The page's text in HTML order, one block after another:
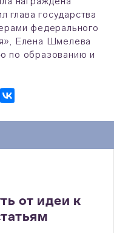
государства
федерального
Елена Шмелева
по образованию и
от идеи к